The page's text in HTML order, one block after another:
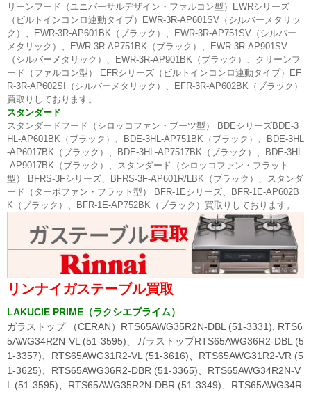
リーンフード（ユニバーサルデザイン・ファルコン型）EWRシリーズ
（ビルトインコンロ連動タイプ）EWR-3R-AP601SV（シルバーメタリッ
ク）、EWR-3R-AP601BK（ブラック）、EWR-3R-AP751SV（シルバー
メタリック）、EWR-3R-AP751BK（ブラック）、EWR-3R-AP901SV
（シルバーメタリック）、EWR-3R-AP901BK（ブラック）、クリーンフ
ード（ファルコン型） EFRシリーズ（ビルトインコンロ連動タイプ）EF
R-3R-AP602SI（シルバーメタリック）、EFR-3R-AP602BK（ブラック）
買取りしております。
スタンダード
スタンダードフード（シロッコファン・ブーツ型） BDEシリーズBDE-3
HL-AP601BK（ブラック）、BDE-3HL-AP751BK（ブラック）、BDE-3HL
-AP6017BK（ブラック）、BDE-3HL-AP7517BK（ブラック）、BDE-3HL
-AP9017BK（ブラック）、スタンダード（シロッコファン・フラット
型） BFRS-3Fシリーズ、BFRS-3F-AP601R/LBK（ブラック）、スタンダ
ード（ターボファン・フラット型） BFR-1Eシリーズ、BFR-1E-AP602B
K（ブラック）、BFR-1E-AP752BK（ブラック）買取りしております。
リンナイガステーブル買取
LAKUCIE PRIME（ラクシエプライム）
ガラストップ （CERAN）RTS65AWG35R2N-DBL (51-3331), RTS6
5AWG34R2N-VL (51-3595)、ガラストップRTS65AWG36R2-DBL (5
1-3357)、RTS65AWG31R2-VL (51-3616)、RTS65AWG31R2-VR (5
1-3625)、RTS65AWG36R2-DBR (51-3365)、RTS65AWG34R2N-V
L (51-3595)、RTS65AWG35R2N-DBR (51-3349)、RTS65AWG34R